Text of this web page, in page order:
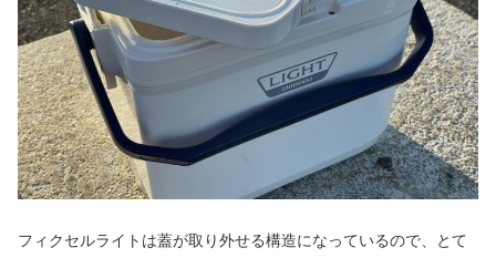
フィクセルライトは蓋が取り外せる構造になっているので、とて